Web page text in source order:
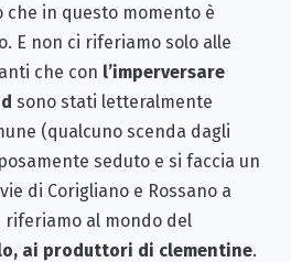
in questo momento è
E non ci riferiamo solo alle
che con l’imperversare
sono stati letteralmente
(qualcuno scenda dagli
seduto e si faccia un
di Corigliano e Rossano a
riferiamo al mondo del
ai produttori di clementine.